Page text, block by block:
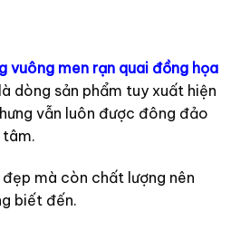
vuông men rạn quai đồng họa
dòng sản phẩm tuy xuất hiện
vẫn luôn được đông đảo
tâm.
mà còn chất lượng nên
biết đến.